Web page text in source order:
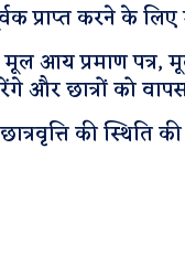
प्राप्त करने के
आय प्रमाण पत्र,
और छात्रों को
की स्थिति